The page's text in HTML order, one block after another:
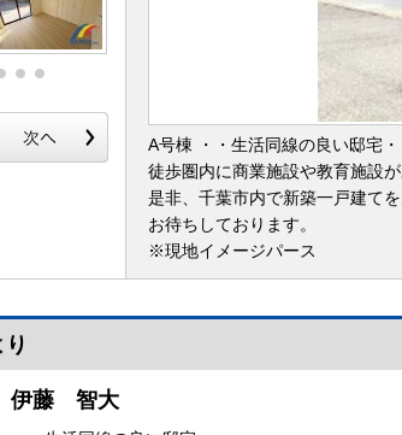
A号棟 ・・生活同線の良い邸宅・
徒歩圏内に商業施設や教育施設
是非、千葉市内で新築一戸建て
お待ちしております。
※現地イメージパース
伊藤 智大